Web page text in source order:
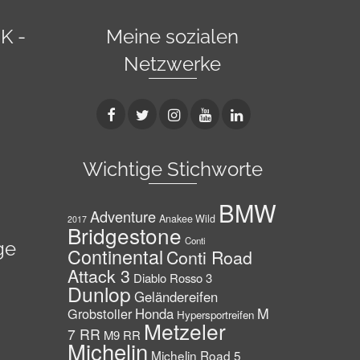
-
Meine sozialen
Netzwerke
Wichtige Stichworte
2017 Adventure Anakee Wild BMW
Bridgestone Conti
ContinentalConti Road
Attack 3 Diablo Rosso 3
Dunlop Geländereifen
Grobstoller Honda Hypersportreifen M
7 RR M9 RR Metzeler
Michelin Michelin Road 5